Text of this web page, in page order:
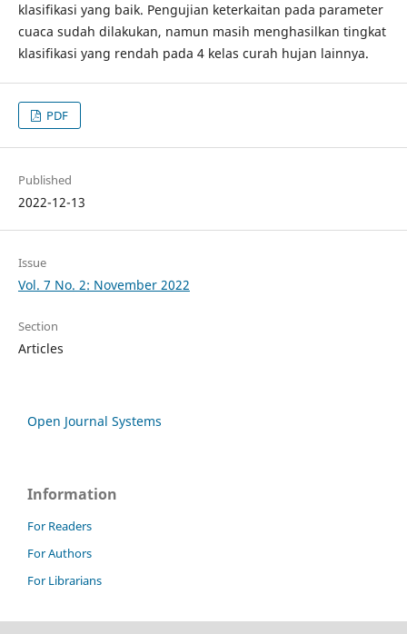
klasifikasi yang baik. Pengujian keterkaitan pada parameter
cuaca sudah dilakukan, namun masih menghasilkan tingkat
klasifikasi yang rendah pada 4 kelas curah hujan lainnya.
PDF
Published
2022-12-13
Issue
Vol. 7 No. 2: November 2022
Section
Articles
Open Journal Systems
Information
For Readers
For Authors
For Librarians